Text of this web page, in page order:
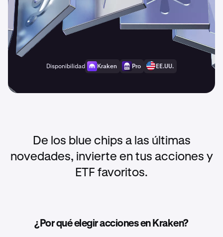
Disponibilidad Kraken Pro EE.UU.
De los blue chips a las últimas
novedades, invierte en tus acciones y
ETF favoritos.
¿Por qué elegir acciones en Kraken?